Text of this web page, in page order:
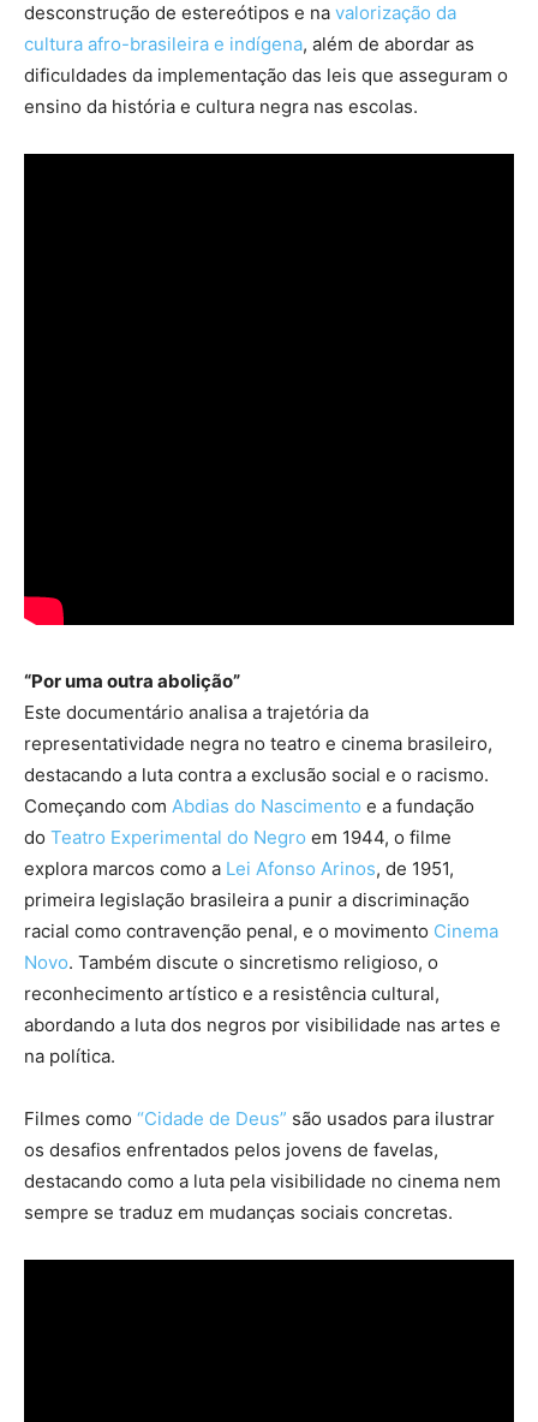
desconstrução de estereótipos e na valorização da
cultura afro-brasileira e indígena, além de abordar as
dificuldades da implementação das leis que asseguram o
ensino da história e cultura negra nas escolas.
“Por uma outra abolição”
Este documentário analisa a trajetória da
representatividade negra no teatro e cinema brasileiro,
destacando a luta contra a exclusão social e o racismo.
Começando com Abdias do Nascimento e a fundação
do Teatro Experimental do Negro em 1944, o filme
explora marcos como a Lei Afonso Arinos, de 1951,
primeira legislação brasileira a punir a discriminação
racial como contravenção penal, e o movimento Cinema
Novo. Também discute o sincretismo religioso, o
reconhecimento artístico e a resistência cultural,
abordando a luta dos negros por visibilidade nas artes e
na política.
Filmes como “Cidade de Deus” são usados para ilustrar
os desafios enfrentados pelos jovens de favelas,
destacando como a luta pela visibilidade no cinema nem
sempre se traduz em mudanças sociais concretas.